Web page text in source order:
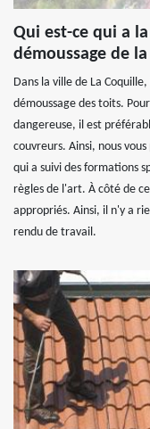
Qui est-ce qui a
démoussage de
Dans la ville de La
démoussage des toits.
dangereuse, il est
couvreurs. Ainsi, nous
qui a suivi des formations
règles de l'art. À côté de
appropriés. Ainsi, il n'y a
rendu de travail.